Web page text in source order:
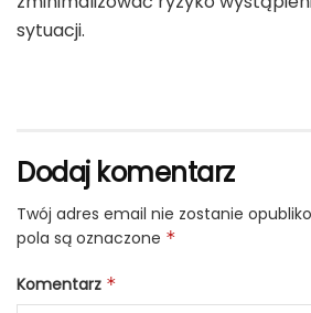
sytuacji.
Dodaj komentarz
Twój adres email nie zostanie
pola są oznaczone *
Komentarz *